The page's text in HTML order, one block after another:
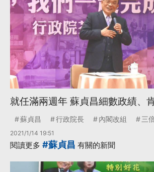
就任滿兩週年 蘇貞昌細數政績、
蘇貞昌 行政院長 內閣改組 三
2021/1/14 19:51
閱讀更多 #蘇貞昌 有關的新聞